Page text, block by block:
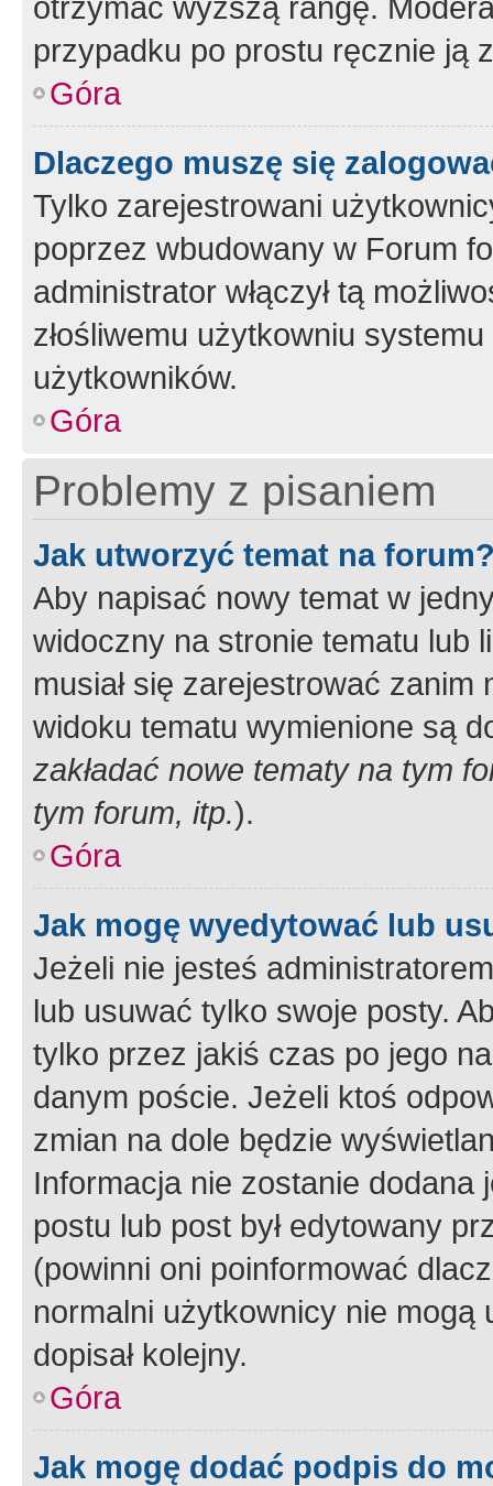
przypadku po prostu ręcznie ją
Góra
Dlaczego muszę się
Tylko zarejestrowani
poprzez wbudowany w Forum
administrator włączył tą
złośliwemu użytkowniu
użytkowników.
Góra
Problemy z pisaniem
Jak utworzyć temat na
Aby napisać nowy temat w
widoczny na stronie tematu lub
musiał się zarejestrować
widoku tematu wymienione są
zakładać nowe tematy na tym
tym forum, itp.).
Góra
Jak mogę wyedytować lub
Jeżeli nie jesteś
lub usuwać tylko swoje posty.
tylko przez jakiś czas po jego
danym poście. Jeżeli ktoś
zmian na dole będzie
Informacja nie zostanie dodana
postu lub post był edytowany
(powinni oni poinformować
normalni użytkownicy nie
dopisał kolejny.
Góra
Jak mogę dodać podpis do